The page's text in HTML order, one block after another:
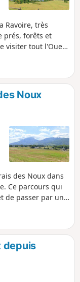
Ravoire, très
prés, forêts et
visiter tout l'Ouest
la Porretaz, les
joli quartier de
Cette balade
Baldolph.
Noux
des Noux dans
Ce parcours qui
de passer par une
depuis